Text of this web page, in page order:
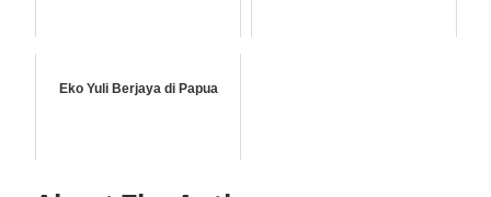
Eko Yuli Berjaya di Papua